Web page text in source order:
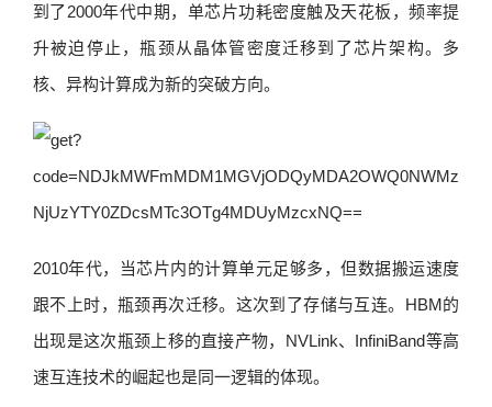
到了2000年代中期，单芯片功耗密度触及天花板，频率提
升被迫停止，瓶颈从晶体管密度迁移到了芯片架构。多
核、异构计算成为新的突破方向。
2010年代，当芯片内的计算单元足够多，但数据搬运速度
跟不上时，瓶颈再次迁移。这次到了存储与互连。HBM的
出现是这次瓶颈上移的直接产物，NVLink、InfiniBand等高
速互连技术的崛起也是同一逻辑的体现。